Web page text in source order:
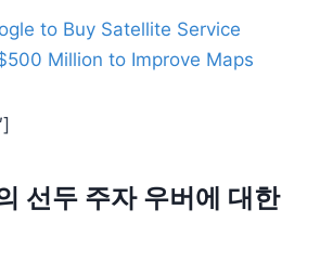
to Buy Satellite Service
Million to Improve Maps
선두 주자 우버에 대한